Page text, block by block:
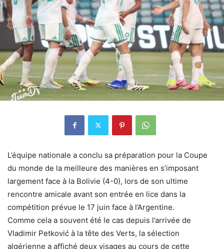
L’équipe nationale a conclu sa préparation pour la Coupe
du monde de la meilleure des manières en s’imposant
largement face à la Bolivie (4-0), lors de son ultime
rencontre amicale avant son entrée en lice dans la
compétition prévue le 17 juin face à l’Argentine.
Comme cela a souvent été le cas depuis l’arrivée de
Vladimir Petković à la tête des Verts, la sélection
algérienne a affiché deux visages au cours de cette